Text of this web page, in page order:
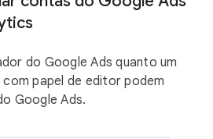
do Google Ads quanto um
papel de editor podem
Google Ads.